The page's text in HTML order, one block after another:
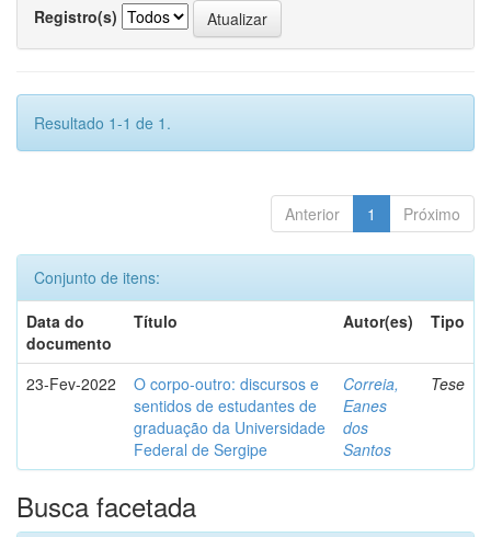
Registro(s)
Resultado 1-1 de 1.
Anterior 1 Próximo
Conjunto de itens:
Data do
documento
Título Autor(es) Tipo
23-Fev-2022
O corpo-outro: discursos e
sentidos de estudantes de
graduação da Universidade
Federal de Sergipe
Correia,
Eanes
dos
Santos
Tese
Busca facetada